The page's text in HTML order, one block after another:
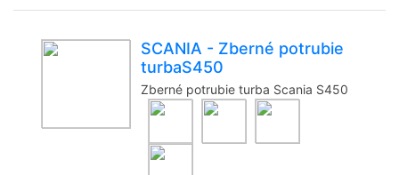
SCANIA - Zberné potrubie
turbaS450
Zberné potrubie turba Scania S450